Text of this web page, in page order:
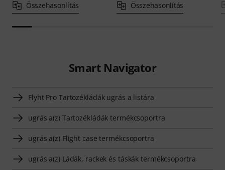
Összehasonlítás Összehasonlítás
Smart Navigator
Flyht Pro Tartozékládák ugrás a listára
ugrás a(z) Tartozékládák termékcsoportra
ugrás a(z) Flight case termékcsoportra
ugrás a(z) Ládák, rackek és táskák termékcsoportra